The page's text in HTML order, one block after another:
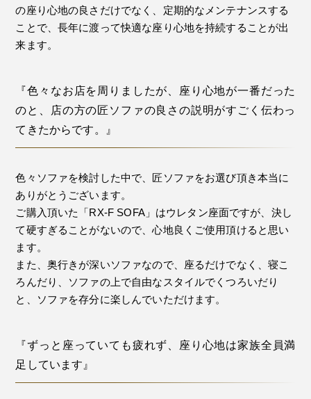
の座り心地の良さだけでなく、定期的なメンテナンスする
ことで、長年に渡って快適な座り心地を持続することが出
来ます。
『色々なお店を周りましたが、座り心地が一番だった
のと、店の方の匠ソファの良さの説明がすごく伝わっ
てきたからです。』
色々ソファを検討した中で、匠ソファをお選び頂き本当に
ありがとうございます。
ご購入頂いた「RX-F SOFA」はウレタン座面ですが、決し
て硬すぎることがないので、心地良くご使用頂けると思い
ます。
また、奥行きが深いソファなので、座るだけでなく、寝こ
ろんだり、ソファの上で自由なスタイルでくつろいだり
と、ソファを存分に楽しんでいただけます。
『ずっと座っていても疲れず、座り心地は家族全員満
足しています』